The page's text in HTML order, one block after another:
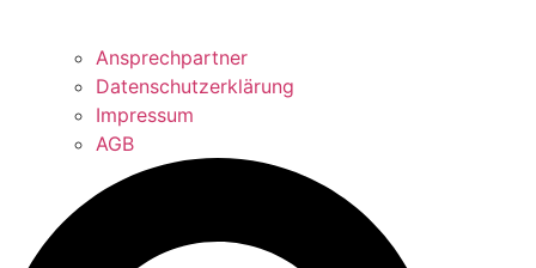
Ansprechpartner
Datenschutzerklärung
Impressum
AGB